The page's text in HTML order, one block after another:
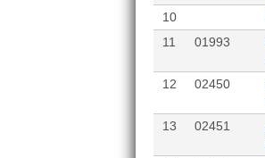
10
11
01993
12
02450
13
02451